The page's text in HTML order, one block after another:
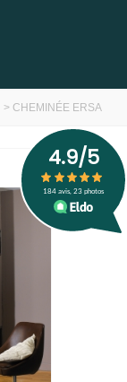
> CHEMINÉE ERSA